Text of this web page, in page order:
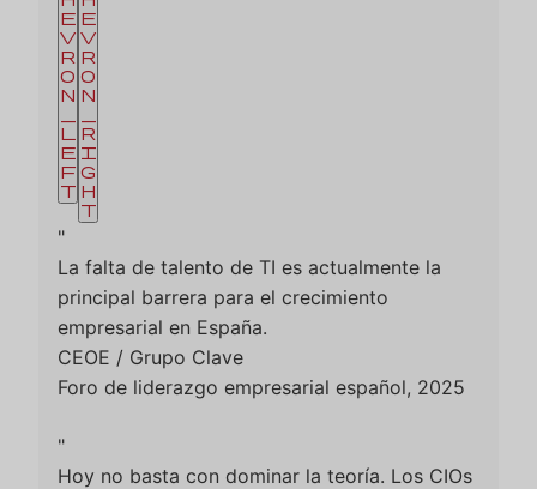
e
v
r
o
n
l
e
f
t
e
v
r
o
n
r
i
g
h
t
"
La falta de talento de TI es actualmente la
principal barrera para el crecimiento
empresarial en España.
CEOE / Grupo Clave
Foro de liderazgo empresarial español, 2025
"
Hoy no basta con dominar la teoría. Los CIOs